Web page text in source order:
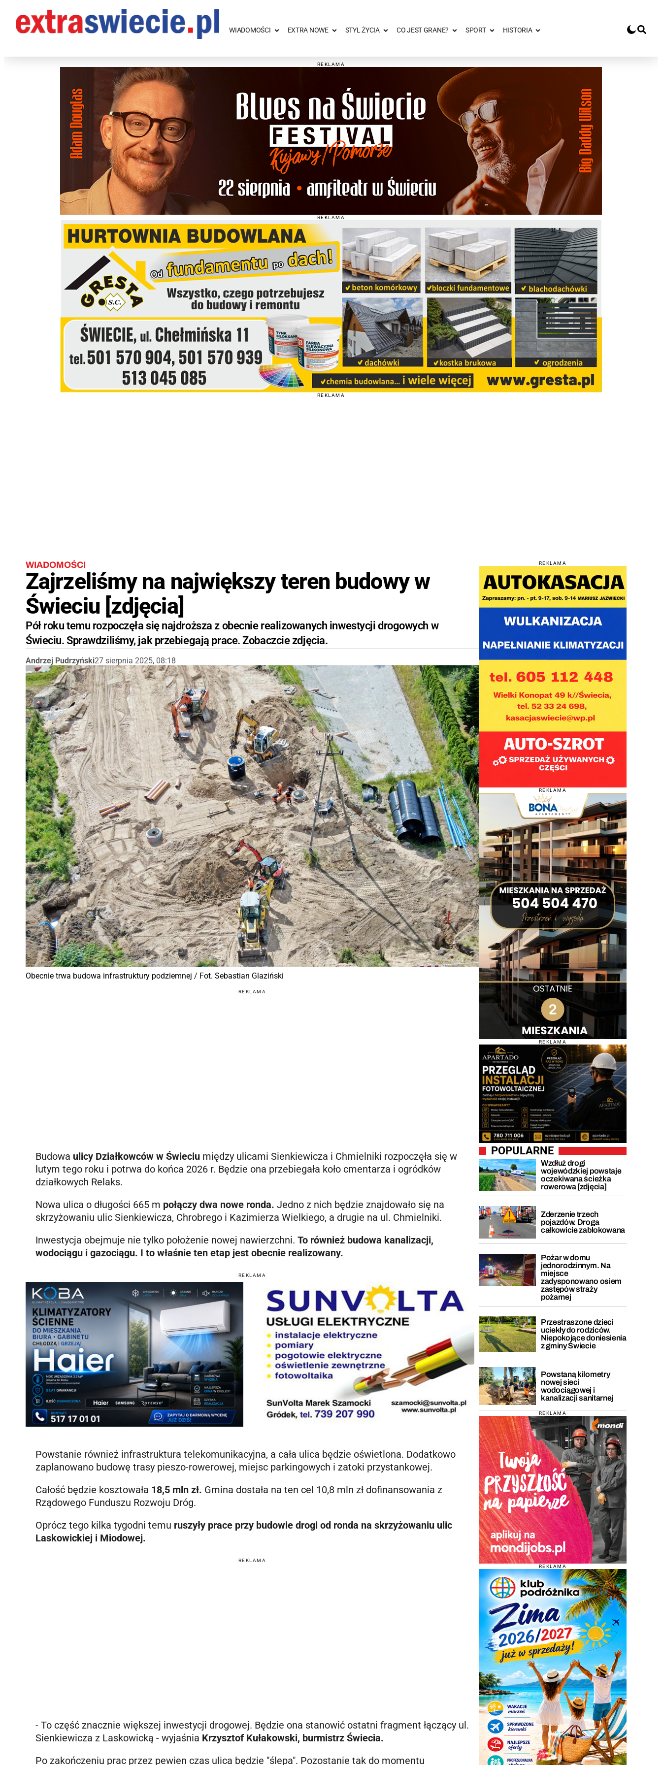
WIADOMOŚCI EXTRA NOWE STYL ŻYCIA CO JEST GRANE? SPORT HISTORIA
REKLAMA
REKLAMA
REKLAMA
WIADOMOŚCI
Zajrzeliśmy na największy teren budowy w
Świeciu [zdjęcia]
Pół roku temu rozpoczęła się najdroższa z obecnie realizowanych inwestycji drogowych w
Świeciu. Sprawdziliśmy, jak przebiegają prace. Zobaczcie zdjęcia.
Andrzej Pudrzyński27 sierpnia 2025, 08:18
Obecnie trwa budowa infrastruktury podziemnej / Fot. Sebastian Glaziński
REKLAMA
Budowa ulicy Działkowców w Świeciu między ulicami Sienkiewicza i Chmielniki rozpoczęła się w
lutym tego roku i potrwa do końca 2026 r. Będzie ona przebiegała koło cmentarza i ogródków
działkowych Relaks.
Nowa ulica o długości 665 m połączy dwa nowe ronda. Jedno z nich będzie znajdowało się na
skrzyżowaniu ulic Sienkiewicza, Chrobrego i Kazimierza Wielkiego, a drugie na ul. Chmielniki.
Inwestycja obejmuje nie tylko położenie nowej nawierzchni. To również budowa kanalizacji,
wodociągu i gazociągu. I to właśnie ten etap jest obecnie realizowany.
REKLAMA
Powstanie również infrastruktura telekomunikacyjna, a cała ulica będzie oświetlona. Dodatkowo
zaplanowano budowę trasy pieszo-rowerowej, miejsc parkingowych i zatoki przystankowej.
Całość będzie kosztowała 18,5 mln zł. Gmina dostała na ten cel 10,8 mln zł dofinansowania z
Rządowego Funduszu Rozwoju Dróg.
Oprócz tego kilka tygodni temu ruszyły prace przy budowie drogi od ronda na skrzyżowaniu ulic
Laskowickiej i Miodowej.
REKLAMA
- To część znacznie większej inwestycji drogowej. Będzie ona stanowić ostatni fragment łączący ul.
Sienkiewicza z Laskowicką - wyjaśnia Krzysztof Kułakowski, burmistrz Świecia.
Po zakończeniu prac przez pewien czas ulica będzie "ślepa". Pozostanie tak do momentu
REKLAMA
REKLAMA
REKLAMA
POPULARNE
Wzdłuż drogi
wojewódzkiej powstaje
oczekiwana ścieżka
rowerowa [zdjęcia]
Zderzenie trzech
pojazdów. Droga
całkowicie zablokowana
Pożar w domu
jednorodzinnym. Na
miejsce
zadysponowano osiem
zastępów straży
pożarnej
Przestraszone dzieci
uciekły do rodziców.
Niepokojące doniesienia
z gminy Świecie
Powstaną kilometry
nowej sieci
wodociągowej i
kanalizacji sanitarnej
REKLAMA
REKLAMA